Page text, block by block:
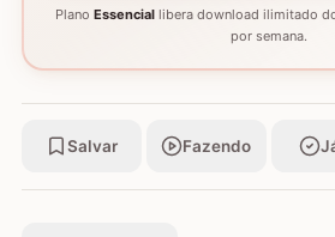
Plano Essencial libera download ilimitado
por semana.
Salvar Fazendo